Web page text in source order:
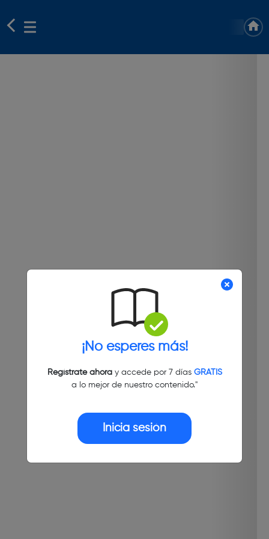
¡No esperes más!
Regístrate ahoray accede por 7 días GRATIS
a lo mejor de nuestro contenido."
Inicia sesión